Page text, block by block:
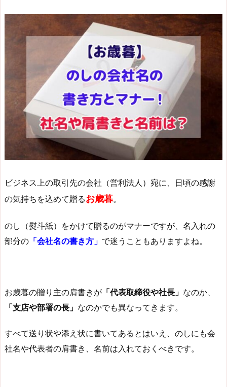
ビジネス上の取引先の会社（営利法人）宛に、日頃の感謝
の気持ちを込めて贈るお歳暮。
のし（熨斗紙）をかけて贈るのがマナーですが、名入れの
部分の 「会社名の書き方」 で迷うこともありますよね。
お歳暮の贈り主の肩書きが 「代表取締役や社長」 なのか、
「支店や部署の長」 なのかでも異なってきます。
すべて送り状や添え状に書いてあるとはいえ、のしにも会
社名や代表者の肩書き、名前は入れておくべきです。